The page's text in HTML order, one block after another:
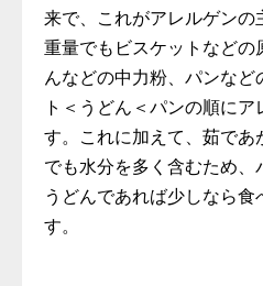
来で、これがアレルゲンの
重量でもビスケットなどの
んなどの中力粉、パンなど
ト＜うどん＜パンの順に
す。これに加えて、茹であ
でも水分を多く含むため、
うどんであれば少しなら食
す。